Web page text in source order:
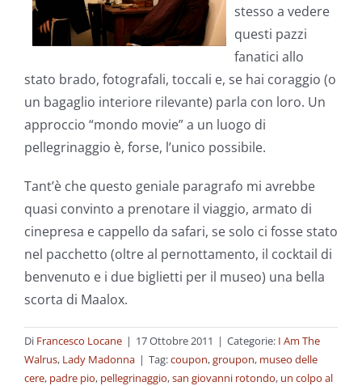
stesso a vedere
questi pazzi
fanatici allo
stato brado, fotografali, toccali e, se hai coraggio (o
un bagaglio interiore rilevante) parla con loro. Un
approccio “mondo movie” a un luogo di
pellegrinaggio è, forse, l’unico possibile.
Tant’è che questo geniale paragrafo mi avrebbe
quasi convinto a prenotare il viaggio, armato di
cinepresa e cappello da safari, se solo ci fosse stato
nel pacchetto (oltre al pernottamento, il cocktail di
benvenuto e i due biglietti per il museo) una bella
scorta di Maalox.
Di Francesco Locane | 17 Ottobre 2011 | Categorie: I Am The
Walrus, Lady Madonna | Tag:coupon,groupon, museo delle
cere, padre pio, pellegrinaggio,san giovanni rotondo, un colpo al